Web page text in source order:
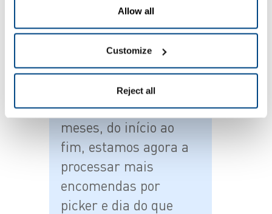
Allow all
Customize
Reject all
produtividade de
picking em cerca de
20%, alcançando até
18 000 linhas de
encomendas por dia.
Em menos de três
meses, do início ao
fim, estamos agora a
processar mais
encomendas por
picker e dia do que